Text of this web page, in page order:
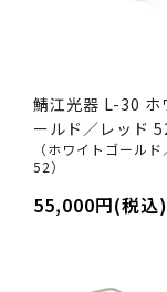
鯖江光器 L-30 ホ
ールド／レッド
（ホワイトゴール
52）
55,000円(税込)